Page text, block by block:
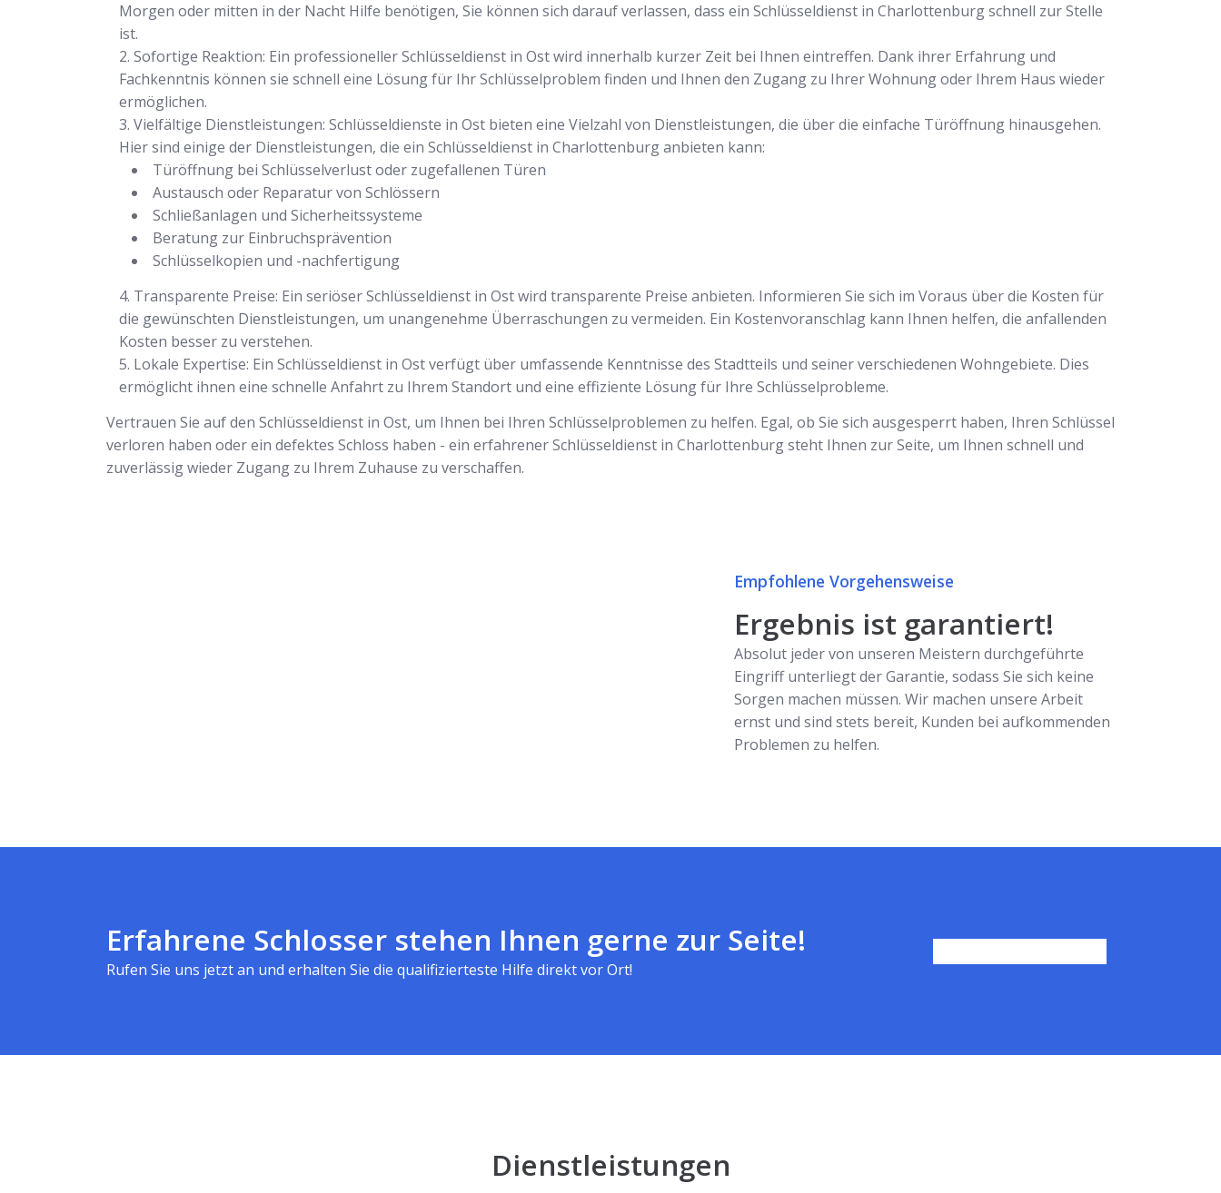
Morgen oder mitten in der Nacht Hilfe benötigen, Sie können sich darauf verlassen, dass ein Schlüsseldienst in Charlottenburg schnell zur Stelle
ist.
Sofortige Reaktion: Ein professioneller Schlüsseldienst in Ost wird innerhalb kurzer Zeit bei Ihnen eintreffen. Dank ihrer Erfahrung und
Fachkenntnis können sie schnell eine Lösung für Ihr Schlüsselproblem finden und Ihnen den Zugang zu Ihrer Wohnung oder Ihrem Haus wieder
ermöglichen.
Vielfältige Dienstleistungen: Schlüsseldienste in Ost bieten eine Vielzahl von Dienstleistungen, die über die einfache Türöffnung hinausgehen.
Hier sind einige der Dienstleistungen, die ein Schlüsseldienst in Charlottenburg anbieten kann:
Türöffnung bei Schlüsselverlust oder zugefallenen Türen
Austausch oder Reparatur von Schlössern
Schließanlagen und Sicherheitssysteme
Beratung zur Einbruchsprävention
Schlüsselkopien und -nachfertigung
Transparente Preise: Ein seriöser Schlüsseldienst in Ost wird transparente Preise anbieten. Informieren Sie sich im Voraus über die Kosten für
die gewünschten Dienstleistungen, um unangenehme Überraschungen zu vermeiden. Ein Kostenvoranschlag kann Ihnen helfen, die anfallenden
Kosten besser zu verstehen.
Lokale Expertise: Ein Schlüsseldienst in Ost verfügt über umfassende Kenntnisse des Stadtteils und seiner verschiedenen Wohngebiete. Dies
ermöglicht ihnen eine schnelle Anfahrt zu Ihrem Standort und eine effiziente Lösung für Ihre Schlüsselprobleme.
Vertrauen Sie auf den Schlüsseldienst in Ost, um Ihnen bei Ihren Schlüsselproblemen zu helfen. Egal, ob Sie sich ausgesperrt haben, Ihren Schlüssel
verloren haben oder ein defektes Schloss haben - ein erfahrener Schlüsseldienst in Charlottenburg steht Ihnen zur Seite, um Ihnen schnell und
zuverlässig wieder Zugang zu Ihrem Zuhause zu verschaffen.
Empfohlene Vorgehensweise
Ergebnis ist garantiert!
Absolut jeder von unseren Meistern durchgeführte
Eingriff unterliegt der Garantie, sodass Sie sich keine
Sorgen machen müssen. Wir machen unsere Arbeit
ernst und sind stets bereit, Kunden bei aufkommenden
Problemen zu helfen.
Erfahrene Schlosser stehen Ihnen gerne zur Seite!
Rufen Sie uns jetzt an und erhalten Sie die qualifizierteste Hilfe direkt vor Ort!
Dienstleistungen